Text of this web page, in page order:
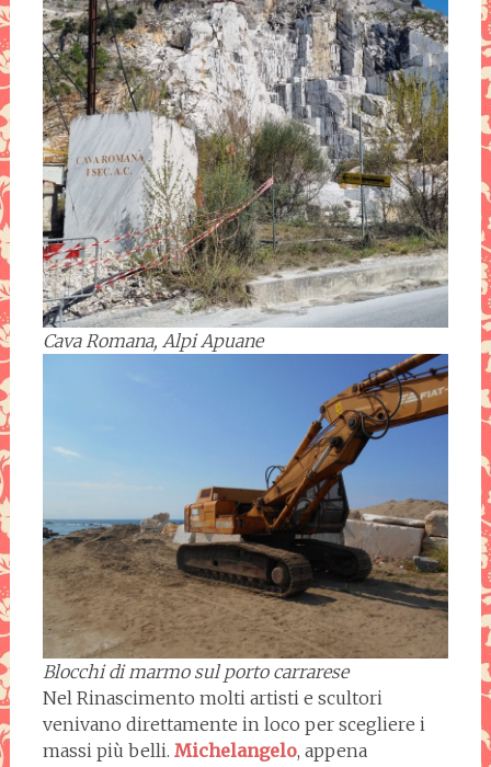
Cava Romana, Alpi Apuane
Blocchi di marmo sul porto carrarese
Nel Rinascimento molti artisti e scultori
venivano direttamente in loco per scegliere i
massi più belli. Michelangelo, appena